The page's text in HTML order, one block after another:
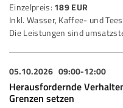
Einzelpreis: 189 EUR
Inkl. Wasser, Kaffee- und
Die Leistungen sind
05.10.2026 09:00-12:00
Herausfordernde
Grenzen setzen